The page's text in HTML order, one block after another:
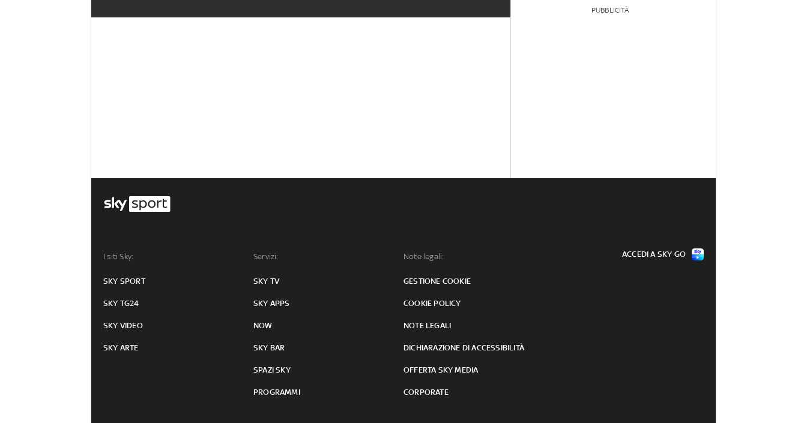
PUBBLICITÀ
I siti Sky:
SKY SPORT
SKY TG24
SKY VIDEO
SKY ARTE
Servizi:
SKY TV
SKY APPS
NOW
SKY BAR
SPAZI SKY
PROGRAMMI
Note legali:
GESTIONE COOKIE
COOKIE POLICY
NOTE LEGALI
DICHIARAZIONE DI ACCESSIBILITÀ
OFFERTA SKY MEDIA
CORPORATE
ACCEDI A SKY GO